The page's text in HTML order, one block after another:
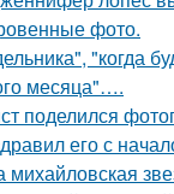
фото.
"когда
месяца"….
поделился
его с